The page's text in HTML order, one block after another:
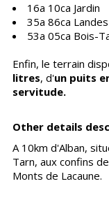
16a 10ca Jardin
35a 86ca Landes
53a 05ca Bois-
Enfin, le terrain
litres, d'un puits
servitude.
Other details
A 10km d'Alban,
Tarn, aux confins
Monts de Lacaune.